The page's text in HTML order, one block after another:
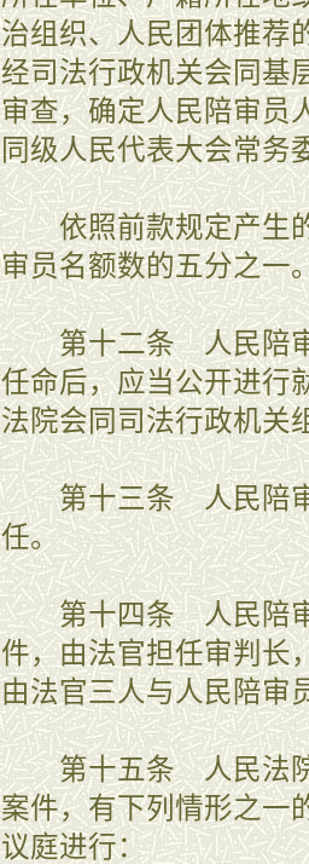
治组织、人民团体推荐
经司法行政机关会同基
审查，确定人民陪审员
同级人民代表大会常务
依照前款规定产生的
审员名额数的五分之一
第十二条 人民陪审
任命后，应当公开进行
法院会同司法行政机关
第十三条 人民陪审
任。
第十四条 人民陪审
件，由法官担任审判长
由法官三人与人民陪审
第十五条 人民法院
案件，有下列情形之一
议庭进行：